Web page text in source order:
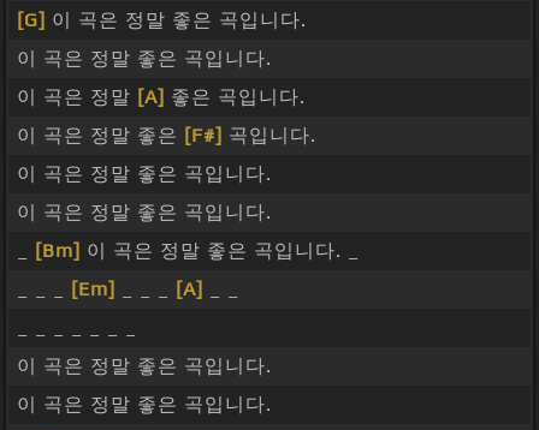
[G] 이 곡은 정말 좋은 곡입니다.
이 곡은 정말 좋은 곡입니다.
이 곡은 정말 [A] 좋은 곡입니다.
이 곡은 정말 좋은 [F#] 곡입니다.
이 곡은 정말 좋은 곡입니다.
이 곡은 정말 좋은 곡입니다.
[Bm] 이 곡은 정말 좋은 곡입니다. _
[Em] [A]
이 곡은 정말 좋은 곡입니다.
이 곡은 정말 좋은 곡입니다.